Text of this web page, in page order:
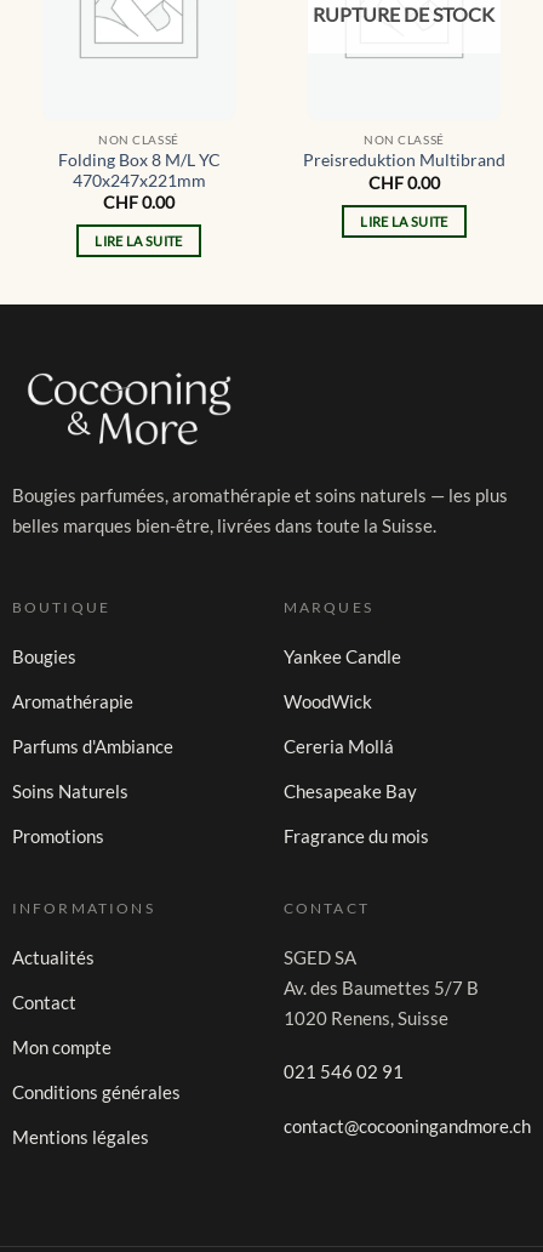
NON CLASSÉ
Folding Box 8 M/L YC
470x247x221mm
CHF0.00
LIRE LA SUITE
RUPTURE DE STOCK
NON CLASSÉ
Preisreduktion Multibrand
CHF0.00
LIRE LA SUITE
Bougies parfumées, aromathérapie et soins naturels — les plus
belles marques bien-être, livrées dans toute la Suisse.
BOUTIQUE
Bougies
Aromathérapie
Parfums d'Ambiance
Soins Naturels
Promotions
MARQUES
Yankee Candle
WoodWick
Cereria Mollá
Chesapeake Bay
Fragrance du mois
INFORMATIONS
Actualités
Contact
Mon compte
Conditions générales
Mentions légales
CONTACT
SGED SA
Av. des Baumettes 5/7 B
1020 Renens, Suisse
021 546 02 91
contact@cocooningandmore.ch